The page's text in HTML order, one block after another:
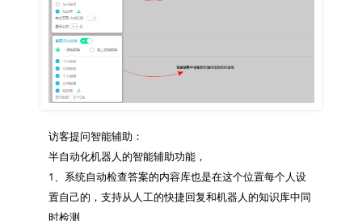
访客提问智能辅助：
半自动化机器人的智能辅助功能，
1、系统自动检查答案的内容库也是在这个位置每个人设
置自己的，支持从人工的快捷回复和机器人的知识库中同
时检测